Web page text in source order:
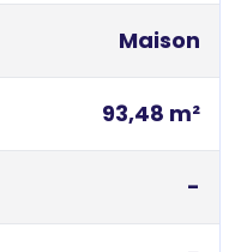
Maison
93,48 m²
-